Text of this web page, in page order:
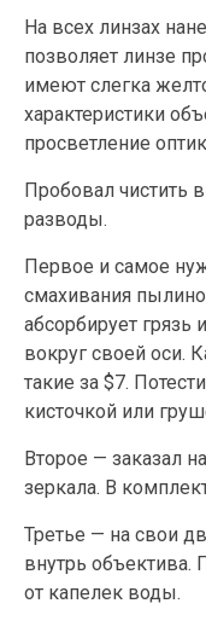
На всех линзах
позволяет линзе
имеют слегка
характеристики
просветление
Пробовал чистить
разводы.
Первое и самое
смахивания
абсорбирует грязь
вокруг своей оси.
такие за $7.
кисточкой или
Второе — заказал
зеркала. В
Третье — на свои
внутрь объектива.
от капелек воды.